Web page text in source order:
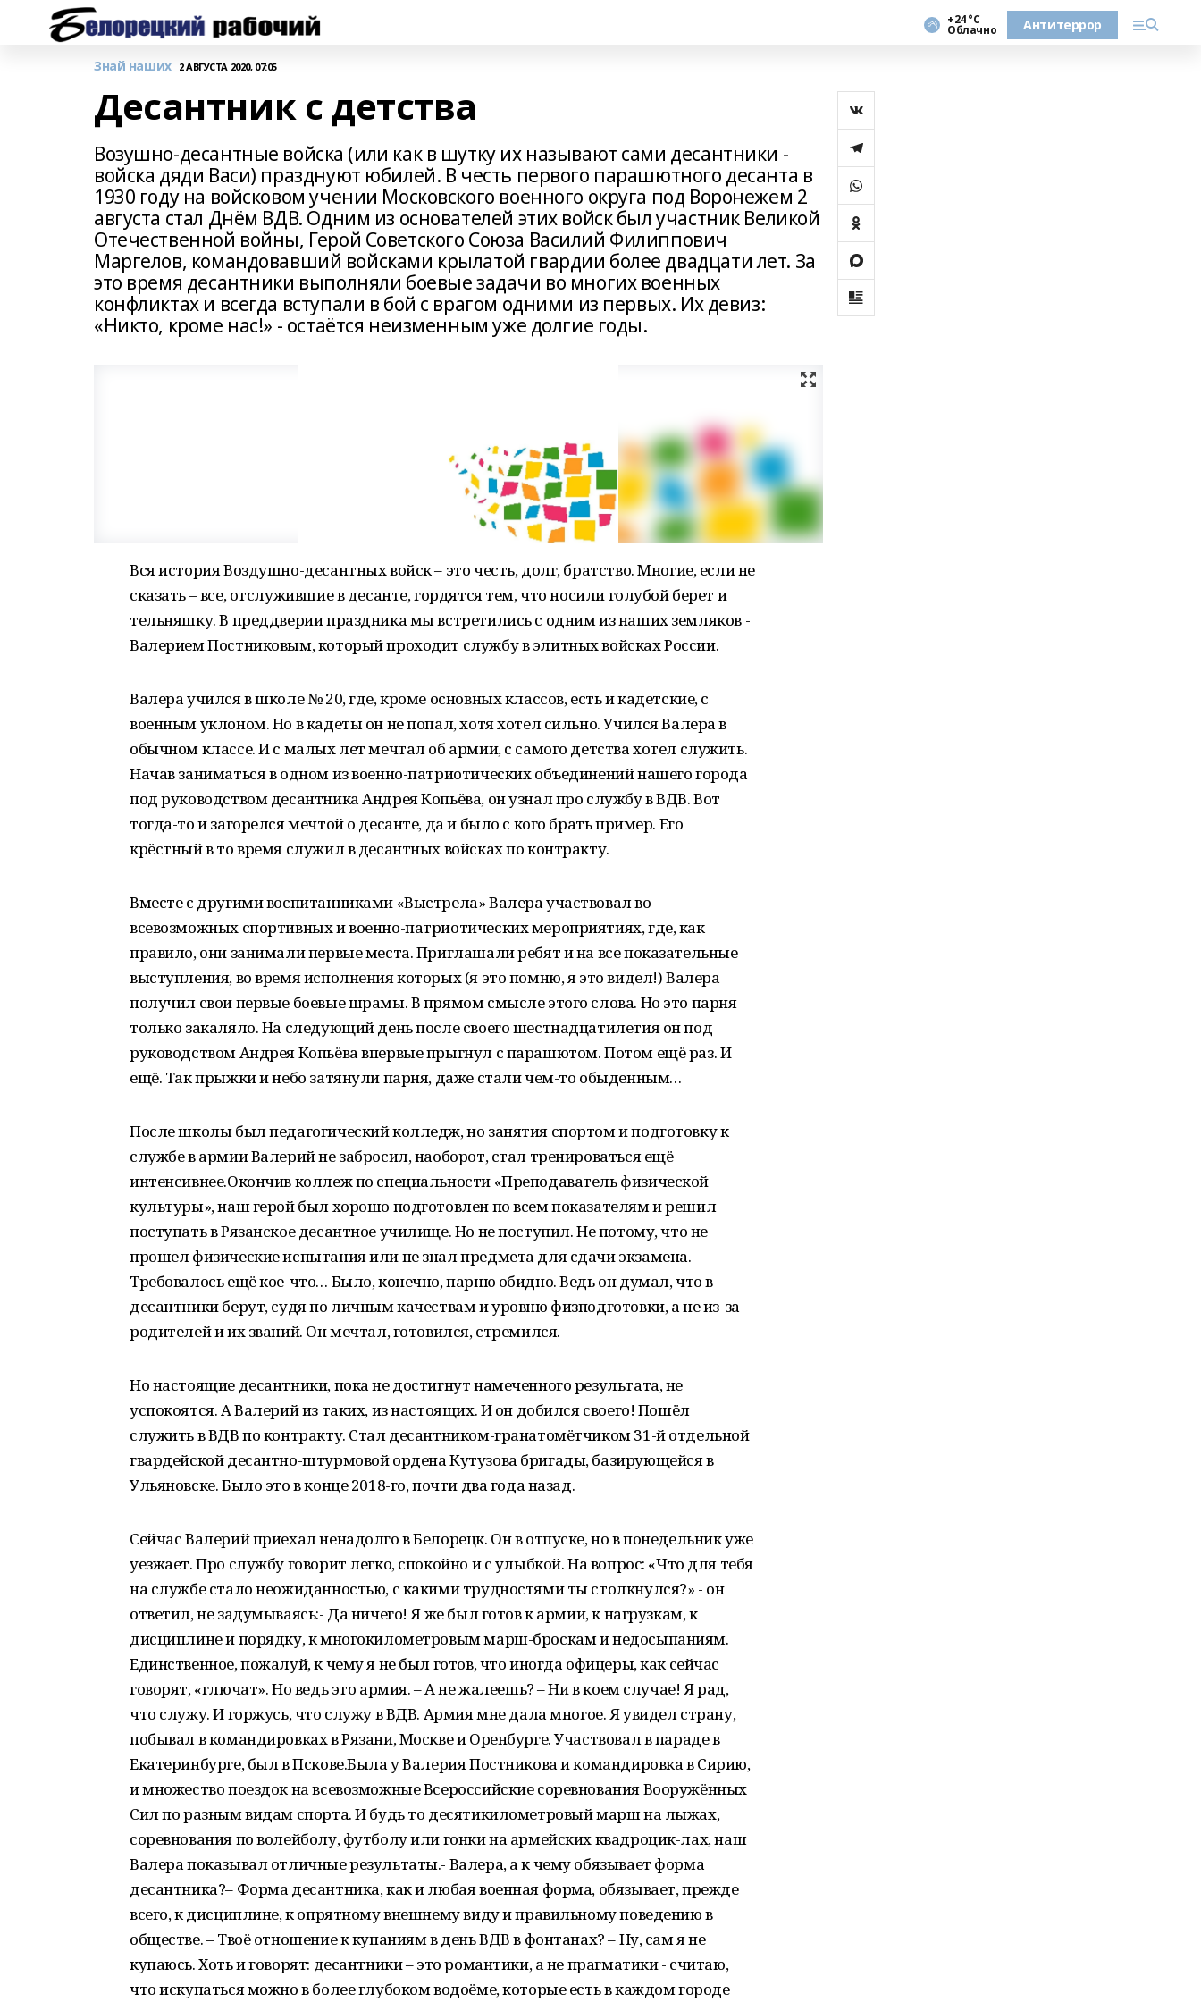
+24 °С
Облачно Антитеррор
Знай наших 2 АВГУСТА 2020, 07:05
Десантник с детства
Возушно-десантные войска (или как в шутку их называют сами десантники -
войска дяди Васи) празднуют юбилей. В честь первого парашютного десанта в
1930 году на войсковом учении Московского военного округа под Воронежем 2
августа стал Днём ВДВ. Одним из основателей этих войск был участник Великой
Отечественной войны, Герой Советского Союза Василий Филиппович
Маргелов, командовавший войсками крылатой гвардии более двадцати лет. За
это время десантники выполняли боевые задачи во многих военных
конфликтах и всегда вступали в бой с врагом одними из первых. Их девиз:
«Никто, кроме нас!» - остаётся неизменным уже долгие годы.
Вся история Воздушно-десантных войск – это честь, долг, братство. Многие, если не
сказать – все, отслужившие в десанте, гордятся тем, что носили голубой берет и
тельняшку. В преддверии праздника мы встретились с одним из наших земляков -
Валерием Постниковым, который проходит службу в элитных войсках России.
Валера учился в школе № 20, где, кроме основных классов, есть и кадетские, с
военным уклоном. Но в кадеты он не попал, хотя хотел сильно. Учился Валера в
обычном классе. И с малых лет мечтал об армии, с самого детства хотел служить.
Начав заниматься в одном из военно-патриотических объединений нашего города
под руководством десантника Андрея Копьёва, он узнал про службу в ВДВ. Вот
тогда-то и загорелся мечтой о десанте, да и было с кого брать пример. Его
крёстный в то время служил в десантных войсках по контракту.
Вместе с другими воспитанниками «Выстрела» Валера участвовал во
всевозможных спортивных и военно-патриотических мероприятиях, где, как
правило, они занимали первые места. Приглашали ребят и на все показательные
выступления, во время исполнения которых (я это помню, я это видел!) Валера
получил свои первые боевые шрамы. В прямом смысле этого слова. Но это парня
только закаляло. На следующий день после своего шестнадцатилетия он под
руководством Андрея Копьёва впервые прыгнул с парашютом. Потом ещё раз. И
ещё. Так прыжки и небо затянули парня, даже стали чем-то обыденным…
После школы был педагогический колледж, но занятия спортом и подготовку к
службе в армии Валерий не забросил, наоборот, стал тренироваться ещё
интенсивнее.Окончив коллеж по специальности «Преподаватель физической
культуры», наш герой был хорошо подготовлен по всем показателям и решил
поступать в Рязанское десантное училище. Но не поступил. Не потому, что не
прошел физические испытания или не знал предмета для сдачи экзамена.
Требовалось ещё кое-что… Было, конечно, парню обидно. Ведь он думал, что в
десантники берут, судя по личным качествам и уровню физподготовки, а не из-за
родителей и их званий. Он мечтал, готовился, стремился.
Но настоящие десантники, пока не достигнут намеченного результата, не
успокоятся. А Валерий из таких, из настоящих. И он добился своего! Пошёл
служить в ВДВ по контракту. Стал десантником-гранатомётчиком 31-й отдельной
гвардейской десантно-штурмовой ордена Кутузова бригады, базирующейся в
Ульяновске. Было это в конце 2018-го, почти два года назад.
Сейчас Валерий приехал ненадолго в Белорецк. Он в отпуске, но в понедельник уже
уезжает. Про службу говорит легко, спокойно и с улыбкой. На вопрос: «Что для тебя
на службе стало неожиданностью, с какими трудностями ты столкнулся?» - он
ответил, не задумываясь:- Да ничего! Я же был готов к армии, к нагрузкам, к
дисциплине и порядку, к многокилометровым марш-броскам и недосыпаниям.
Единственное, пожалуй, к чему я не был готов, что иногда офицеры, как сейчас
говорят, «глючат». Но ведь это армия. – А не жалеешь? – Ни в коем случае! Я рад,
что служу. И горжусь, что служу в ВДВ. Армия мне дала многое. Я увидел страну,
побывал в командировках в Рязани, Москве и Оренбурге. Участвовал в параде в
Екатеринбурге, был в Пскове.Была у Валерия Постникова и командировка в Сирию,
и множество поездок на всевозможные Всероссийские соревнования Вооружённых
Сил по разным видам спорта. И будь то десятикилометровый марш на лыжах,
соревнования по волейболу, футболу или гонки на армейских квадроцик-лах, наш
Валера показывал отличные результаты.- Валера, а к чему обязывает форма
десантника?– Форма десантника, как и любая военная форма, обязывает, прежде
всего, к дисциплине, к опрятному внешнему виду и правильному поведению в
обществе. – Твоё отношение к купаниям в день ВДВ в фонтанах? – Ну, сам я не
купаюсь. Хоть и говорят: десантники – это романтики, а не прагматики - считаю,
что искупаться можно в более глубоком водоёме, которые есть в каждом городе